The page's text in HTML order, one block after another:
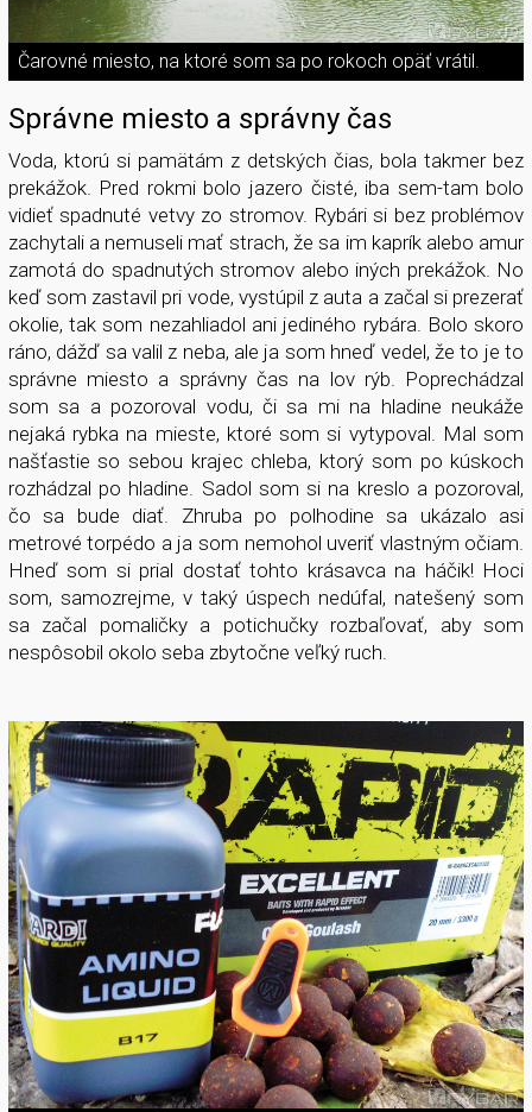
Čarovné miesto, na ktoré som sa po rokoch opäť vrátil.
Správne miesto a správny čas
Voda, ktorú si pamätám z detských čias, bola takmer bez
prekážok. Pred rokmi bolo jazero čisté, iba sem-tam bolo
vidieť spadnuté vetvy zo stromov. Rybári si bez problémov
zachytali a nemuseli mať strach, že sa im kaprík alebo amur
zamotá do spadnutých stromov alebo iných prekážok. No
keď som zastavil pri vode, vystúpil z auta a začal si prezerať
okolie, tak som nezahliadol ani jediného rybára. Bolo skoro
ráno, dážď sa valil z neba, ale ja som hneď vedel, že to je to
správne miesto a správny čas na lov rýb. Poprechádzal
som sa a pozoroval vodu, či sa mi na hladine neukáže
nejaká rybka na mieste, ktoré som si vytypoval. Mal som
našťastie so sebou krajec chleba, ktorý som po kúskoch
rozhádzal po hladine. Sadol som si na kreslo a pozoroval,
čo sa bude diať. Zhruba po polhodine sa ukázalo asi
metrové torpédo a ja som nemohol uveriť vlastným očiam.
Hneď som si prial dostať tohto krásavca na háčik! Hoci
som, samozrejme, v taký úspech nedúfal, natešený som
sa začal pomaličky a potichučky rozbaľovať, aby som
nespôsobil okolo seba zbytočne veľký ruch.